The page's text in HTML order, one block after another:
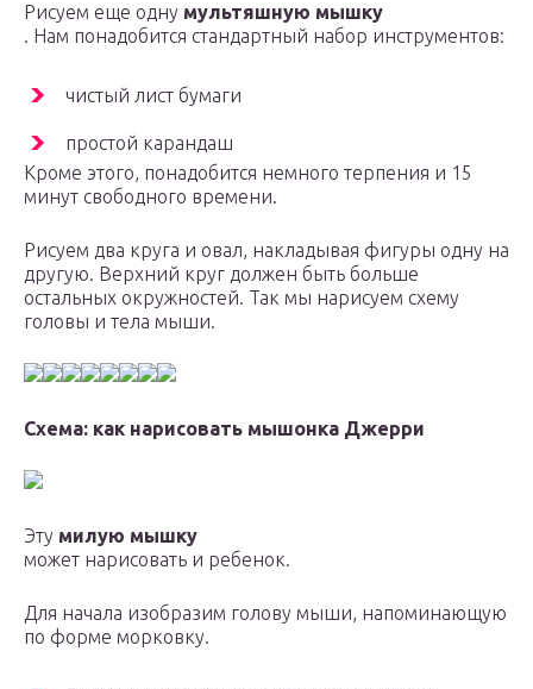
Рисуем еще одну мультяшную мышку
. Нам понадобится стандартный набор инструментов:
чистый лист бумаги
простой карандаш
Кроме этого, понадобится немного терпения и 15
минут свободного времени.
Рисуем два круга и овал, накладывая фигуры одну на
другую. Верхний круг должен быть больше
остальных окружностей. Так мы нарисуем схему
головы и тела мыши.
Схема: как нарисовать мышонка Джерри
Эту милую мышку
может нарисовать и ребенок.
Для начала изобразим голову мыши, напоминающую
по форме морковку.